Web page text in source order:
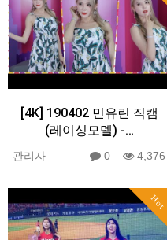
[4K] 190402 민유린 직캠
(레이싱모델) -…
관리자 0 4,376
Hot